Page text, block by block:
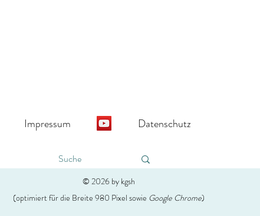
Impressum Datenschutz
© 2026 by kgsh
(optimiert für die Breite 980 Pixel sowie Google Chrome)